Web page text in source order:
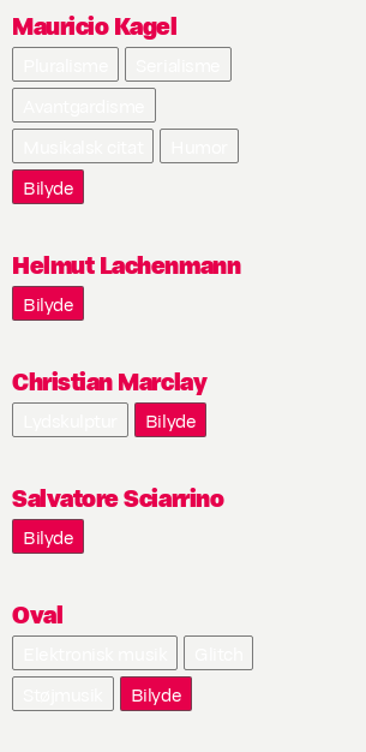
Mauricio Kagel
Bilyde
Helmut Lachenmann
Bilyde
Christian Marclay
Bilyde
Salvatore Sciarrino
Bilyde
Oval
Bilyde